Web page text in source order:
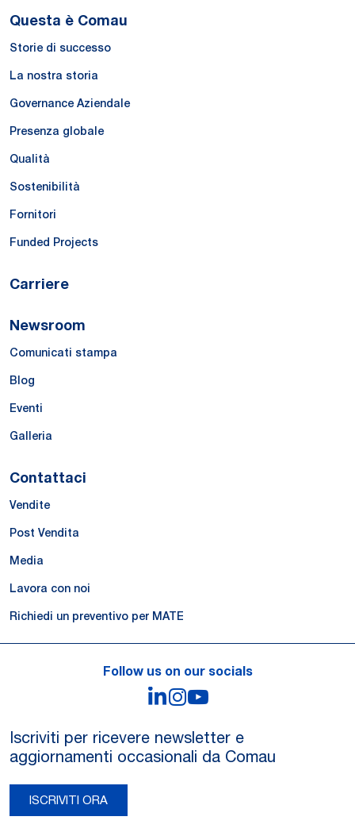
Questa è Comau
Storie di successo
La nostra storia
Governance Aziendale
Presenza globale
Qualità
Sostenibilità
Fornitori
Funded Projects
Carriere
Newsroom
Comunicati stampa
Blog
Eventi
Galleria
Contattaci
Vendite
Post Vendita
Media
Lavora con noi
Richiedi un preventivo per MATE
Follow us on our socials
LinkedIn
Instagram
Iscriviti per ricevere newsletter e
aggiornamenti occasionali da Comau
ISCRIVITI ORA